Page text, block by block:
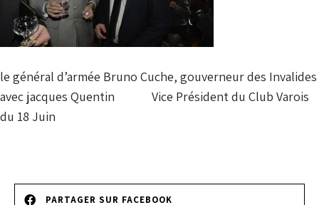
le général d’armée Bruno Cuche, gouverneur des Invalides
avec jacques Quentin Vice Président du Club Varois
du 18 Juin
PARTAGER SUR FACEBOOK